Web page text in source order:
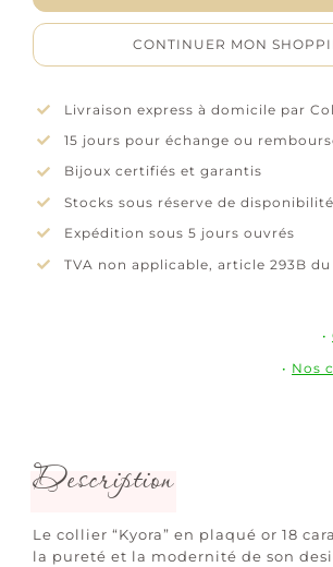
Oxyde
CONTINUER MON
Livraison express à domicile par
15 jours pour échange ou
Bijoux certifiés et garantis
Stocks sous réserve de
Expédition sous 5 jours ouvrés
TVA non applicable, article 293B du
•
• Nos
Description
Le collier “Kyora” en plaqué or 18
la pureté et la modernité de son